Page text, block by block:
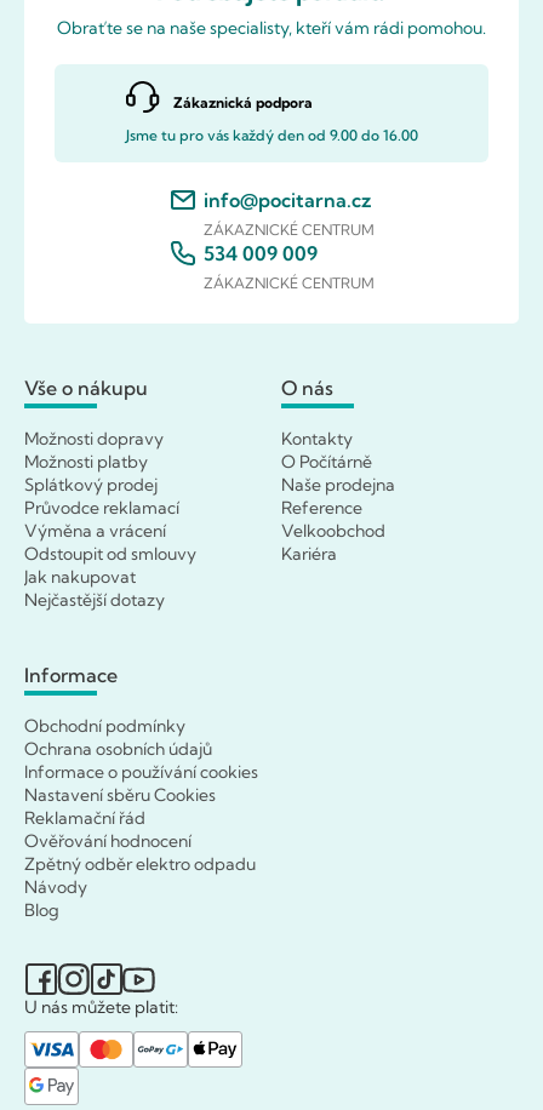
Obraťte se na naše specialisty, kteří vám rádi pomohou.
Zákaznická podpora
Jsme tu pro vás každý den od 9.00 do 16.00
info@pocitarna.cz
ZÁKAZNICKÉ CENTRUM
534 009 009
ZÁKAZNICKÉ CENTRUM
Vše o nákupu
Možnosti dopravy
Možnosti platby
Splátkový prodej
Průvodce reklamací
Výměna a vrácení
Odstoupit od smlouvy
Jak nakupovat
Nejčastější dotazy
O nás
Kontakty
O Počítárně
Naše prodejna
Reference
Velkoobchod
Kariéra
Informace
Obchodní podmínky
Ochrana osobních údajů
Informace o používání cookies
Nastavení sběru Cookies
Reklamační řád
Ověřování hodnocení
Zpětný odběr elektro odpadu
Návody
Blog
U nás můžete platit: